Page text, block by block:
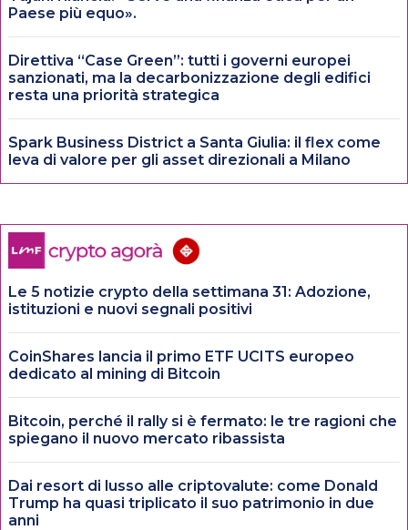
Paese più equo».
Direttiva “Case Green”: tutti i governi europei
sanzionati, ma la decarbonizzazione degli edifici
resta una priorità strategica
Spark Business District a Santa Giulia: il flex come
leva di valore per gli asset direzionali a Milano
Le 5 notizie crypto della settimana 31: Adozione,
istituzioni e nuovi segnali positivi
CoinShares lancia il primo ETF UCITS europeo
dedicato al mining di Bitcoin
Bitcoin, perché il rally si è fermato: le tre ragioni che
spiegano il nuovo mercato ribassista
Dai resort di lusso alle criptovalute: come Donald
Trump ha quasi triplicato il suo patrimonio in due
anni